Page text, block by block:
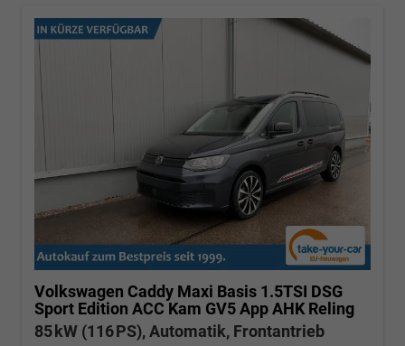
Volkswagen Caddy Maxi Basis 1.5TSI DSG
Sport Edition ACC Kam GV5 App AHK Reling
85 kW (116 PS), Automatik, Frontantrieb